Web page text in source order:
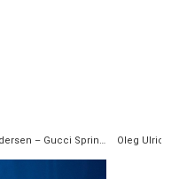
Emil Andersen – Gucci Spring 2018 Ready-to-Wear